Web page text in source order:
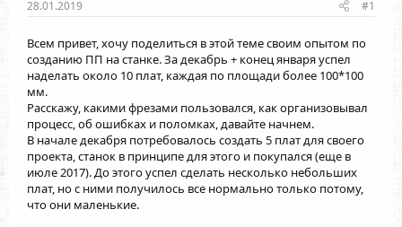
28.01.2019 #1
Всем привет, хочу поделиться в этой теме своим опытом по
созданию ПП на станке. За декабрь + конец января успел
наделать около 10 плат, каждая по площади более 100*100
мм.
Расскажу, какими фрезами пользовался, как организовывал
процесс, об ошибках и поломках, давайте начнем.
В начале декабря потребовалось создать 5 плат для своего
проекта, станок в принципе для этого и покупался (еще в
июле 2017). До этого успел сделать несколько небольших
плат, но с ними получилось все нормально только потому,
что они маленькие.